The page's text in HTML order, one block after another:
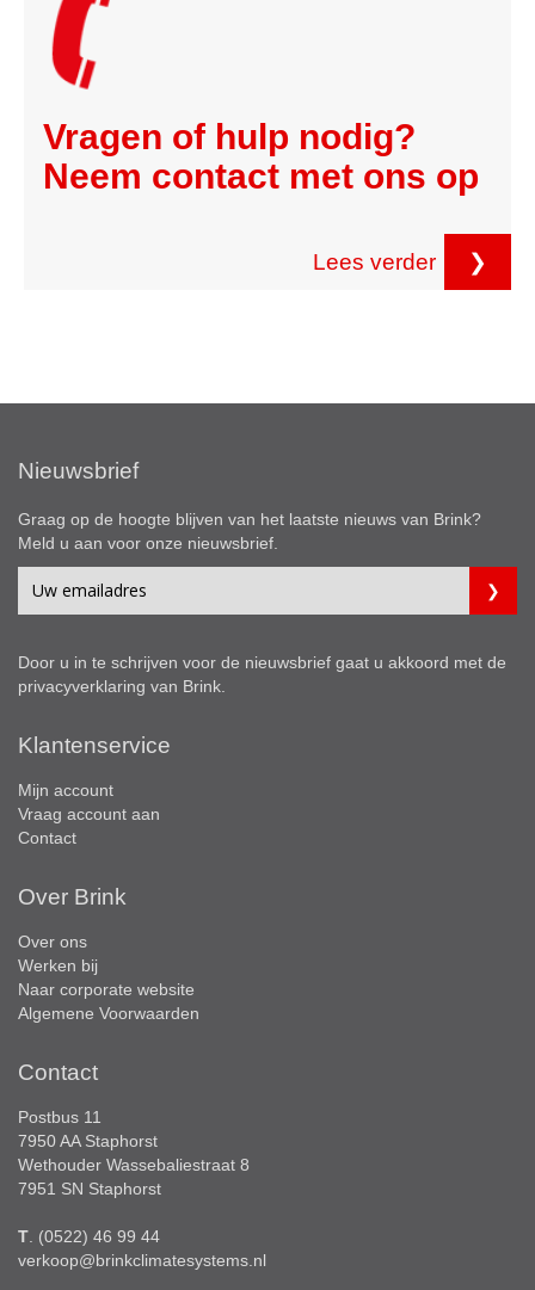
Vragen of hulp nodig?
Neem contact met ons op
Lees verder ❯
Nieuwsbrief
Graag op de hoogte blijven van het laatste nieuws van Brink?
Meld u aan voor onze nieuwsbrief.
Door u in te schrijven voor de nieuwsbrief gaat u akkoord met de
privacyverklaring van Brink.
Klantenservice
Mijn account
Vraag account aan
Contact
Over Brink
Over ons
Werken bij
Naar corporate website
Algemene Voorwaarden
Contact
Postbus 11
7950 AA Staphorst
Wethouder Wassebaliestraat 8
7951 SN Staphorst
T . (0522) 46 99 44
verkoop@brinkclimatesystems.nl